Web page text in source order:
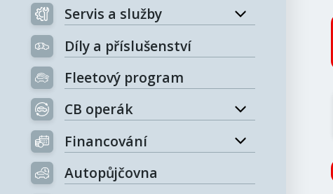
Servis a služby
Díly a příslušenství
Fleetový program
CB operák
Financování
Autopůjčovna